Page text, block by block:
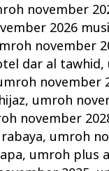
november
2026
november
dar al tawhid,
november
, umroh
november
, umroh
, umroh plus